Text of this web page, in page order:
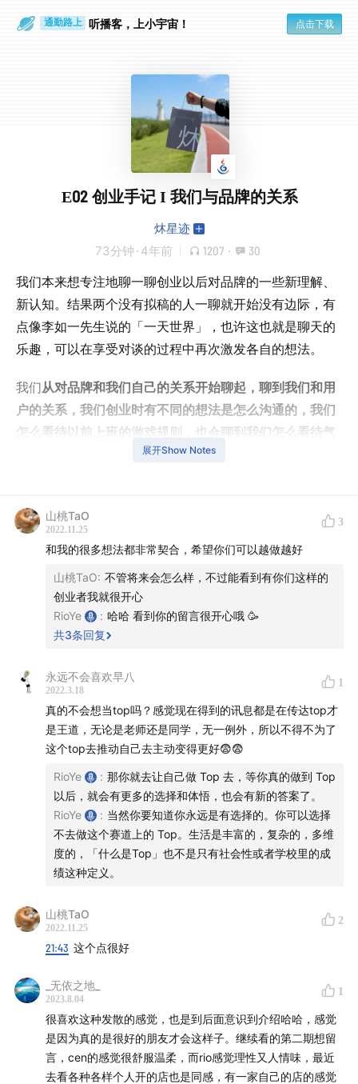
通勤路上 听播客，上小宇宙！ 点击下载
E02 创业手记 I 我们与品牌的关系
炑星迹
73分钟 · 4年前 1207 · 30
我们本来想专注地聊一聊创业以后对品牌的一些新理解、
新认知。结果两个没有拟稿的人一聊就开始没有边际，有
点像李如一先生说的「一天世界」，也许这也就是聊天的
乐趣，可以在享受对谈的过程中再次激发各自的想法。
我们从对品牌和我们自己的关系开始聊起，聊到我们和用
户的关系，我们创业时有不同的想法是怎么沟通的，我们
怎么看待以前上班的游戏规则，也会聊到我们怎么看待气
味，怎么看待香薰蜡烛和无香蜡烛，还会聊到我们对不完
今天舟山的天气很好，冬天马上快过去了，去开店的路上
开始出现越来越多的绿色，也希望大家可以停下来看一看
周围的世界。
时间轴👇
00:01 突然开始的录音
Rio 对于品牌认知的改变
我们和顾客之间的关系
我们就是自己产品的用户
企业的游戏规则
Rio 和 Cen 的沟通方式
13:10 为什么要开一家线下实体店
对蜡烛和气味的理解
30:10 产品有自己的想法
精油并不一定是治疗失眠的最好方式
Cen 对于失眠的现身说法
展开Show Notes
山桃TaO
2022.11.25
3
和我的很多想法都非常契合，希望你们可以越做越好
山桃TaO: 不管将来会怎么样，不过能看到有你们这样的
创业者我就很开心
RioYe
: 哈哈 看到你的留言很开心哦 🥳
共3条回复
永远不会喜欢早八
2022.3.18
1
真的不会想当top吗？感觉现在得到的讯息都是在传达top才
是王道，无论是老师还是同学，无一例外，所以不得不为了
这个top去推动自己去主动变得更好😨😨
RioYe : 那你就去让自己做 Top 去，等你真的做到 Top
以后，就会有更多的选择和体悟，也会有新的答案了。
RioYe
: 当然你要知道你永远是有选择的。你可以选择
不去做这个赛道上的 Top。生活是丰富的，复杂的，多维
度的，「什么是Top」也不是只有社会性或者学校里的成
绩这种定义。
山桃TaO
2022.11.25
2
21:43 这个点很好
_无依之地_
2023.8.04
1
很喜欢这种发散的感觉，也是到后面意识到介绍哈哈，感觉
是因为真的是很好的朋友才会这样子。继续看的第二期想留
言，cen的感觉很舒服温柔，而rio感觉理性又人情味，最近
去看各种各样个人开的店也是同感，有一家自己的店的感觉